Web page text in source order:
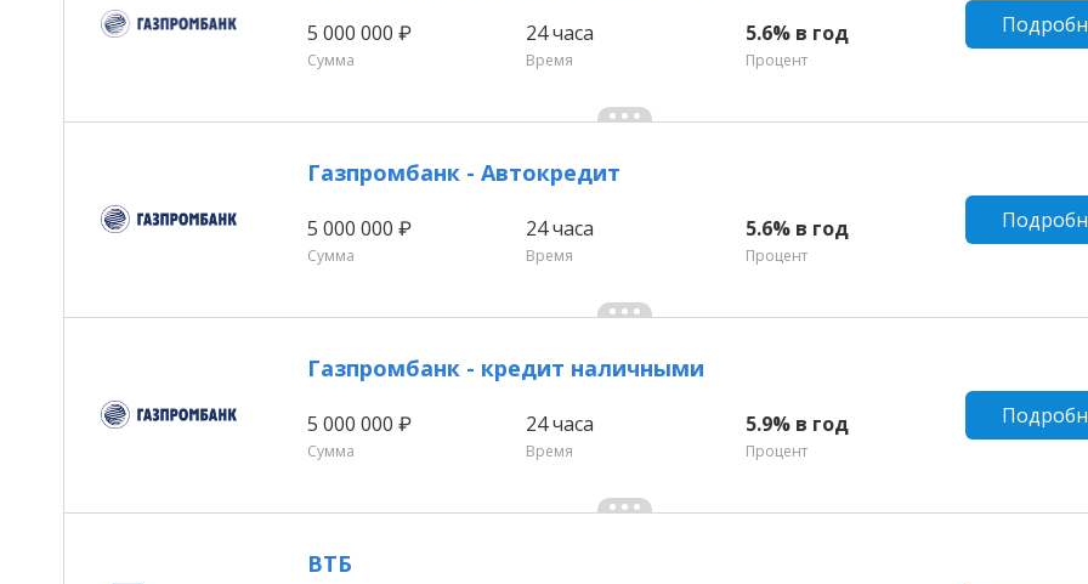
5 000 000 ₽
Сумма
24 часа
Время
5.6% в год
Процент
Газпромбанк - Автокредит
5 000 000 ₽
Сумма
24 часа
Время
5.6% в год
Процент
Газпромбанк - кредит наличными
5 000 000 ₽
Сумма
24 часа
Время
5.9% в год
Процент
ВТБ